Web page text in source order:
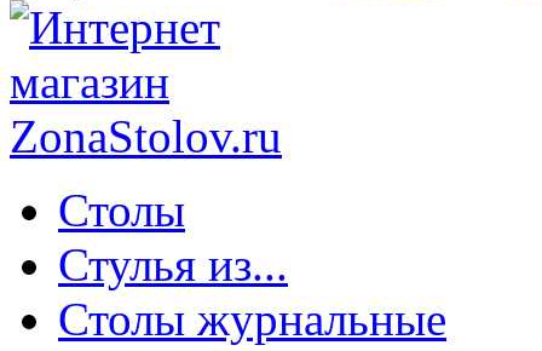
Столы
Стулья из...
Столы журнальные